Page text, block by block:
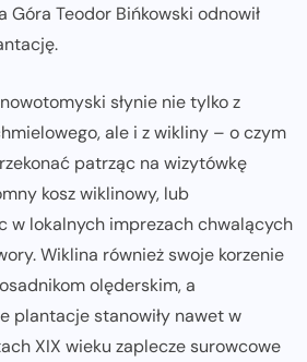
Góra Teodor Bińkowski odnowił
słynie nie tylko z
ale i z wikliny – o czym
patrząc na wizytówkę
kosz wiklinowy, lub
w lokalnych imprezach chwalących
Wiklina również swoje korzenie
olęderskim, a
plantacje stanowiły nawet w
XIX wieku zaplecze surowcowe